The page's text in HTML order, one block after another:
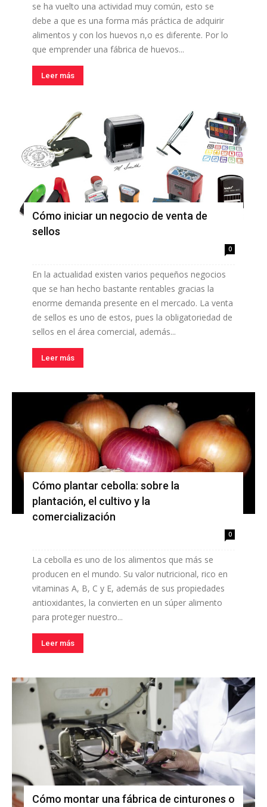
se ha vuelto una actividad muy común, esto se
debe a que es una forma más práctica de adquirir
alimentos y con los huevos n,o es diferente. Por lo
que emprender una fábrica de huevos...
Leer más
Cómo iniciar un negocio de venta de
sellos
0
En la actualidad existen varios pequeños negocios
que se han hecho bastante rentables gracias la
enorme demanda presente en el mercado. La venta
de sellos es uno de estos, pues la obligatoriedad de
sellos en el área comercial, además...
Leer más
Cómo plantar cebolla: sobre la
plantación, el cultivo y la
comercialización
0
La cebolla es uno de los alimentos que más se
producen en el mundo. Su valor nutricional, rico en
vitaminas A, B, C y E, además de sus propiedades
antioxidantes, la convierten en un súper alimento
para proteger nuestro...
Leer más
Cómo montar una fábrica de cinturones o